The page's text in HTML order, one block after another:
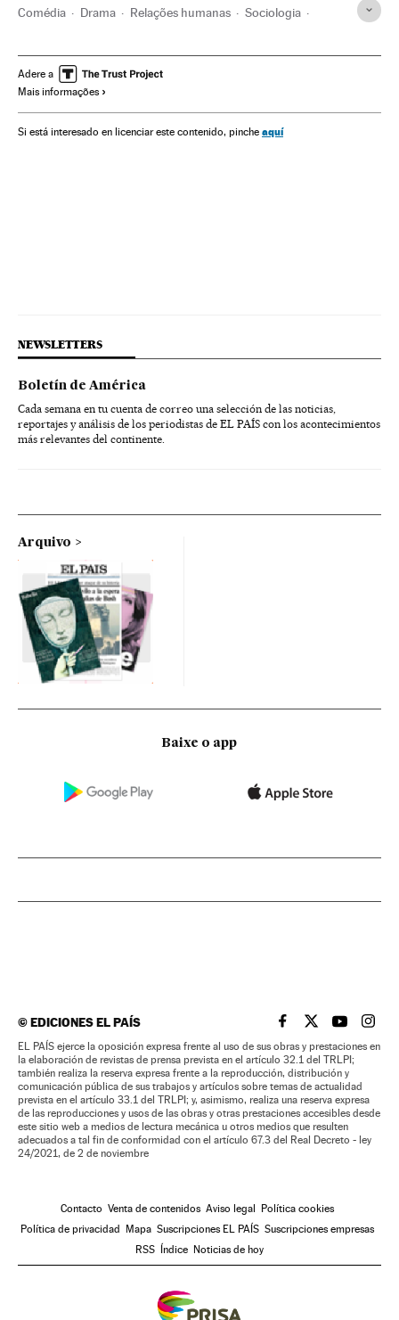
Comédia Drama Relações humanas Sociologia
Adere a
Mais informações
Si está interesado en licenciar este contenido, pinche aquí
NEWSLETTERS
Boletín de América
Cada semana en tu cuenta de correo una selección de las noticias,
reportajes y análisis de los periodistas de EL PAÍS con los acontecimientos
más relevantes del continente.
Arquivo
Baixe o app
©EDICIONES EL PAÍS EL PAÍS BRASIL EN
EL PAÍSEL PAÍS
EL
EL PAÍS ejerce la oposición expresa frente al uso de sus obras y prestaciones en
la elaboración de revistas de prensa prevista en el artículo 32.1 del TRLPI;
también realiza la reserva expresa frente a la reproducción, distribución y
comunicación pública de sus trabajos y artículos sobre temas de actualidad
prevista en el artículo 33.1 del TRLPI; y, asimismo, realiza una reserva expresa
de las reproducciones y usos de las obras y otras prestaciones accesibles desde
este sitio web a medios de lectura mecánica u otros medios que resulten
adecuados a tal fin de conformidad con el artículo 67.3 del Real Decreto - ley
24/2021, de 2 de noviembre
Contacto Venta de contenidos Aviso legal
Política cookies
Política de privacidad
Mapa Suscripciones EL PAÍS Suscripciones empresas
RSS
Índice Noticias de hoy